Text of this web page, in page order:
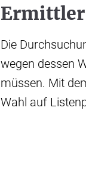
Ermittler
Die
wegen dessen
müssen. Mit
Wahl auf